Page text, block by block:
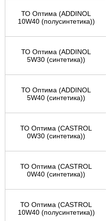
ТО Оптима (ADDINOL
10W40 (полусинтетика))
ТО Оптима (ADDINOL
5W30 (синтетика))
ТО Оптима (ADDINOL
5W40 (синтетика))
ТО Оптима (CASTROL
0W30 (синтетика))
ТО Оптима (CASTROL
0W40 (синтетика))
ТО Оптима (CASTROL
10W40 (полусинтетика))